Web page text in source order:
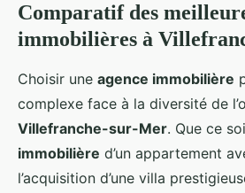
Comparatif des
immobilières à
Choisir une agence immobilière
complexe face à la diversité de
Villefranche-sur-Mer. Que ce
immobilière d’un appartement
l’acquisition d’une villa